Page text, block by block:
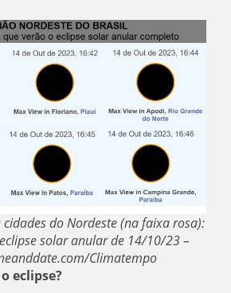
do Nordeste (na faixa rosa):
solar anular de 14/10/23 –
Climatempo
eclipse?